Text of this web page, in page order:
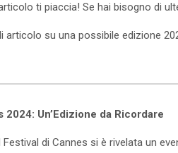
ti piaccia! Se hai bisogno di
articolo su una possibile edizione
2024: Un’Edizione da Ricordare
Festival di Cannes si è rivelata un